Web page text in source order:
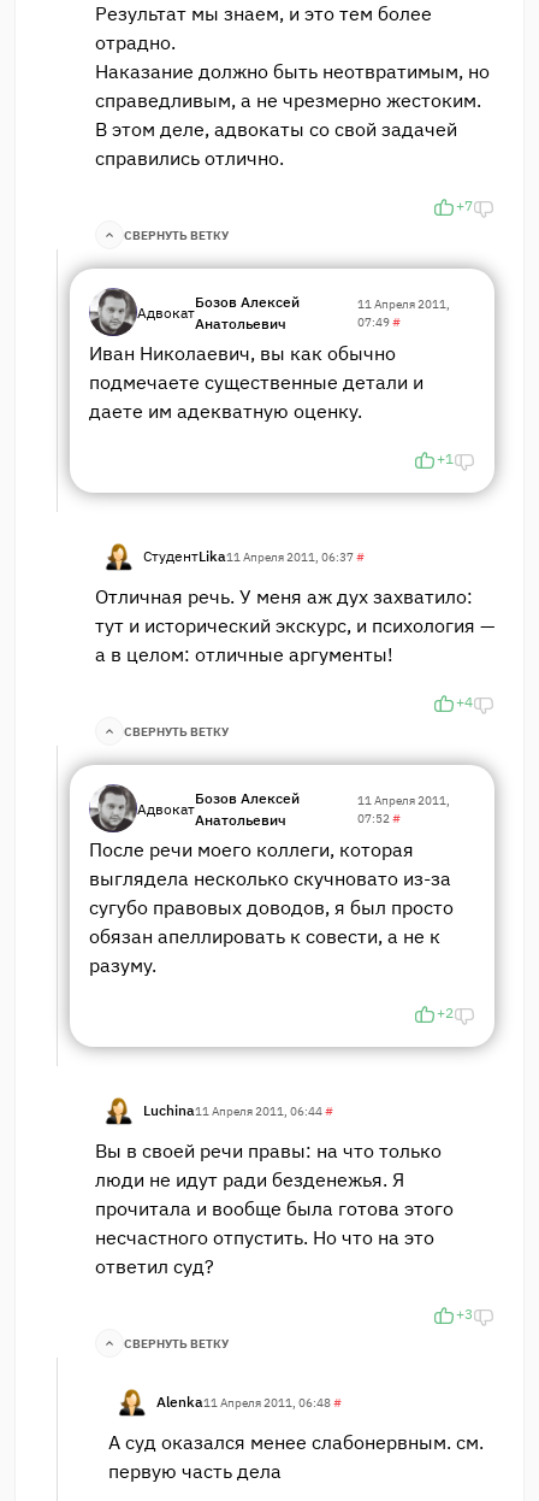
Результат мы знаем, и это тем более
отрадно.
Наказание должно быть неотвратимым, но
справедливым, а не чрезмерно жестоким.
В этом деле, адвокаты со свой задачей
справились отлично.
+7
СВЕРНУТЬ ВЕТКУ
Адвокат
Бозов Алексей
Анатольевич
11 Апреля 2011,
07:49#
Иван Николаевич, вы как обычно
подмечаете существенные детали и
даете им адекватную оценку.
+1
СтудентLika11 Апреля 2011, 06:37#
Отличная речь. У меня аж дух захватило:
тут и исторический экскурс, и психология —
а в целом: отличные аргументы!
+4
СВЕРНУТЬ ВЕТКУ
Адвокат
Бозов Алексей
Анатольевич
11 Апреля 2011,
07:52#
После речи моего коллеги, которая
выглядела несколько скучновато из-за
сугубо правовых доводов, я был просто
обязан апеллировать к совести, а не к
разуму.
+2
Luchina11 Апреля 2011, 06:44#
Вы в своей речи правы: на что только
люди не идут ради безденежья. Я
прочитала и вообще была готова этого
несчастного отпустить. Но что на это
ответил суд?
+3
СВЕРНУТЬ ВЕТКУ
Alenka11 Апреля 2011, 06:48#
А суд оказался менее слабонервным. см.
первую часть дела